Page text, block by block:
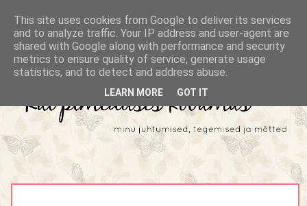
This site uses cookies from Google to deliver its services
and to analyze traffic. Your IP address and user-agent are
shared with Google along with performance and security
metrics to ensure quality of service, generate usage
statistics, and to detect and address abuse.
LEARN MORE GOT IT